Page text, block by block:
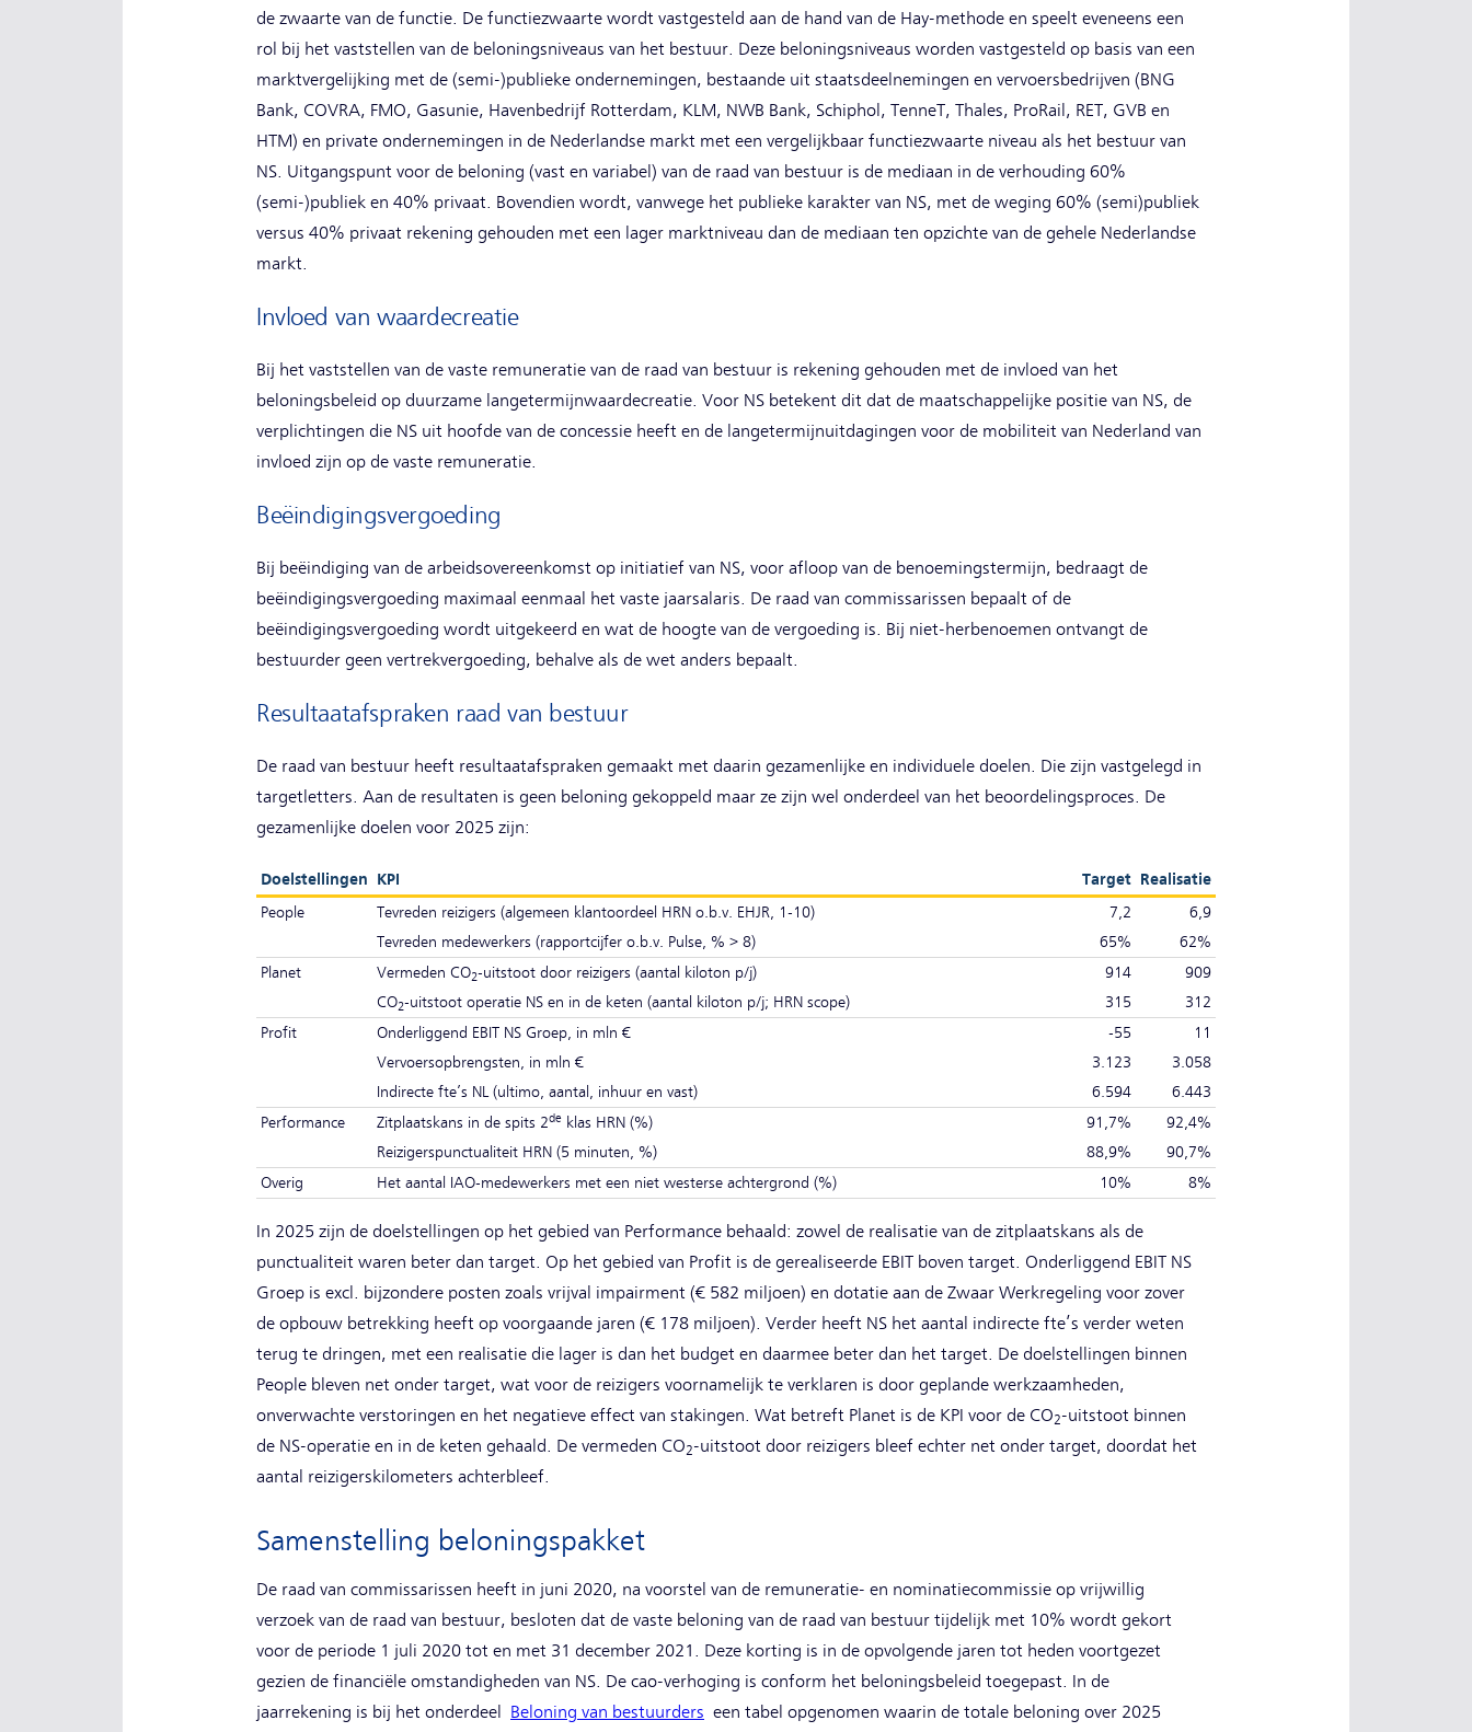
de zwaarte van de functie. De functiezwaarte wordt vastgesteld aan de hand van de Hay-methode en speelt eveneens een
rol bij het vaststellen van de beloningsniveaus van het bestuur. Deze beloningsniveaus worden vastgesteld op basis van een
marktvergelijking met de (semi-)publieke ondernemingen, bestaande uit staatsdeelnemingen en vervoersbedrijven (BNG
Bank, COVRA, FMO, Gasunie, Havenbedrijf Rotterdam, KLM, NWB Bank, Schiphol, TenneT, Thales, ProRail, RET, GVB en
HTM) en private ondernemingen in de Nederlandse markt met een vergelijkbaar functiezwaarte niveau als het bestuur van
NS. Uitgangspunt voor de beloning (vast en variabel) van de raad van bestuur is de mediaan in de verhouding 60%
(semi-)publiek en 40% privaat. Bovendien wordt, vanwege het publieke karakter van NS, met de weging 60% (semi)publiek
versus 40% privaat rekening gehouden met een lager marktniveau dan de mediaan ten opzichte van de gehele Nederlandse
markt.
Invloed van waardecreatie
Bij het vaststellen van de vaste remuneratie van de raad van bestuur is rekening gehouden met de invloed van het
beloningsbeleid op duurzame langetermijnwaardecreatie. Voor NS betekent dit dat de maatschappelijke positie van NS, de
verplichtingen die NS uit hoofde van de concessie heeft en de langetermijnuitdagingen voor de mobiliteit van Nederland van
invloed zijn op de vaste remuneratie.
Beëindigingsvergoeding
Bij beëindiging van de arbeidsovereenkomst op initiatief van NS, voor afloop van de benoemingstermijn, bedraagt de
beëindigingsvergoeding maximaal eenmaal het vaste jaarsalaris. De raad van commissarissen bepaalt of de
beëindigingsvergoeding wordt uitgekeerd en wat de hoogte van de vergoeding is. Bij niet-herbenoemen ontvangt de
bestuurder geen vertrekvergoeding, behalve als de wet anders bepaalt.
Resultaatafspraken raad van bestuur
De raad van bestuur heeft resultaatafspraken gemaakt met daarin gezamenlijke en individuele doelen. Die zijn vastgelegd in
targetletters. Aan de resultaten is geen beloning gekoppeld maar ze zijn wel onderdeel van het beoordelingsproces. De
gezamenlijke doelen voor 2025 zijn:
Doelstellingen KPI Target Realisatie
People
Tevreden reizigers (algemeen klantoordeel HRN o.b.v. EHJR, 1-10) 7,2
6,9
Tevreden medewerkers (rapportcijfer o.b.v. Pulse, % > 8)
65%
62%
Planet
Vermeden CO2-uitstoot door reizigers (aantal kiloton p/j) 914
909
CO2-uitstoot operatie NS en in de keten (aantal kiloton p/j; HRN scope) 315
312
Profit
Onderliggend EBIT NS Groep, in mln € -55
11
Vervoersopbrengsten, in mln €
3.123
3.058
Indirecte fte’s NL (ultimo, aantal, inhuur en vast)
6.594
6.443
Performance
Zitplaatskans in de spits 2de klas HRN (%) 91,7%
92,4%
Reizigerspunctualiteit HRN (5 minuten, %)
88,9%
90,7%
Overig
Het aantal IAO-medewerkers met een niet westerse achtergrond (%) 10% 8%
In 2025 zijn de doelstellingen op het gebied van Performance behaald: zowel de realisatie van de zitplaatskans als de
punctualiteit waren beter dan target. Op het gebied van Profit is de gerealiseerde EBIT boven target. Onderliggend EBIT NS
Groep is excl. bijzondere posten zoals vrijval impairment (€ 582 miljoen) en dotatie aan de Zwaar Werkregeling voor zover
de opbouw betrekking heeft op voorgaande jaren (€ 178 miljoen). Verder heeft NS het aantal indirecte fte’s verder weten
terug te dringen, met een realisatie die lager is dan het budget en daarmee beter dan het target. De doelstellingen binnen
People bleven net onder target, wat voor de reizigers voornamelijk te verklaren is door geplande werkzaamheden,
onverwachte verstoringen en het negatieve effect van stakingen. Wat betreft Planet is de KPI voor de CO2-uitstoot binnen
de NS-operatie en in de keten gehaald. De vermeden CO2-uitstoot door reizigers bleef echter net onder target, doordat het
aantal reizigerskilometers achterbleef.
Samenstelling beloningspakket
De raad van commissarissen heeft in juni 2020, na voorstel van de remuneratie- en nominatiecommissie op vrijwillig
verzoek van de raad van bestuur, besloten dat de vaste beloning van de raad van bestuur tijdelijk met 10% wordt gekort
voor de periode 1 juli 2020 tot en met 31 december 2021. Deze korting is in de opvolgende jaren tot heden voortgezet
gezien de financiële omstandigheden van NS. De cao-verhoging is conform het beloningsbeleid toegepast. In de
jaarrekening is bij het onderdeel
Beloning van bestuurders een tabel opgenomen waarin de totale beloning over 2025